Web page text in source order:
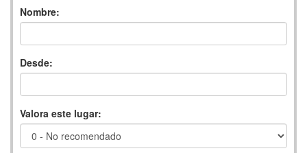
Nombre:
Desde:
Valora este lugar: